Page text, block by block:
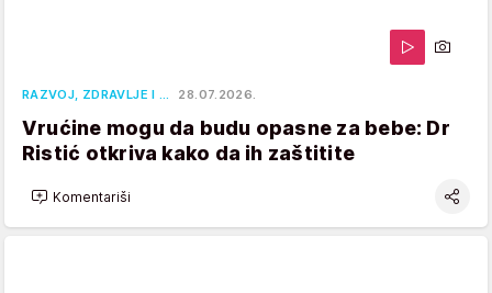
RAZVOJ, ZDRAVLJE I … 28.07.2026.
Vrućine mogu da budu opasne za bebe: Dr
Ristić otkriva kako da ih zaštitite
Komentariši